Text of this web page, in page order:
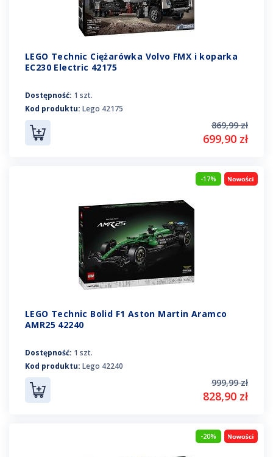
LEGO Technic Ciężarówka Volvo FMX i koparka
EC230 Electric 42175
Dostępność: 1 szt.
Kod produktu: Lego 42175
869,99 zł
699,90 zł
-17%
LEGO Technic Bolid F1 Aston Martin Aramco
AMR25 42240
Dostępność: 1 szt.
Kod produktu: Lego 42240
999,99 zł
828,90 zł
-20%